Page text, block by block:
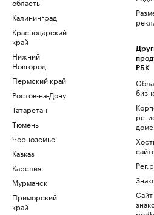
Калининград
Краснодарский
край
Нижний
Новгород
Пермский край
Ростов-на-Дону
Татарстан
Тюмень
Черноземье
Кавказ
Карелия
Мурманск
Приморский
край
РБК
Сайт